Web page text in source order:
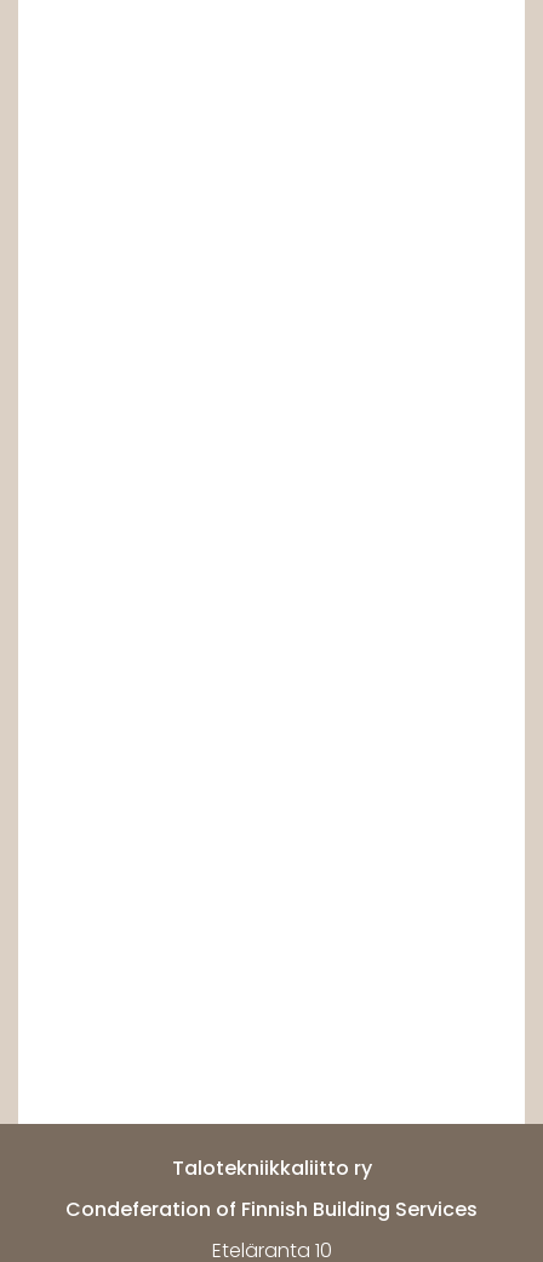
Talotekniikkaliitto ry
Condeferation of Finnish Building Services
Eteläranta 10